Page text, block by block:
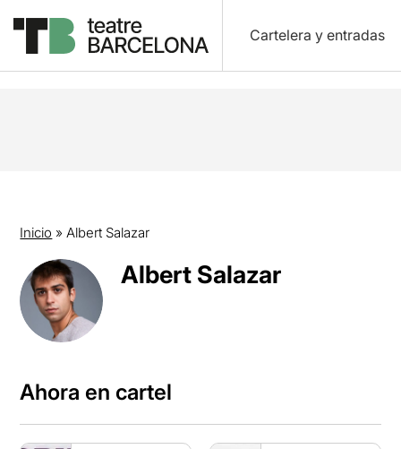
Cartelera y entradas
Inicio »Albert Salazar
Albert Salazar
Ahora en cartel